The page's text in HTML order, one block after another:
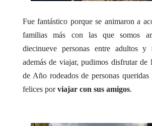
Fue fantástico porque se animaron a
familias más con las que somos
diecinueve personas entre adultos
además de viajar, pudimos disfrutar de
de Año rodeados de personas
felices porviajar con sus amigos.